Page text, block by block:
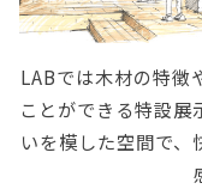
LABでは木材の特徴
ことができる特設展
いを模した空間で